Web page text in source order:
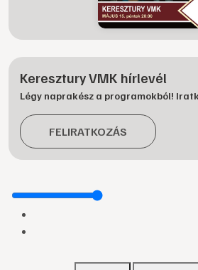
Keresztury VMK hírlevél
Légy naprakész a programokból!
FELIRATKOZÁS